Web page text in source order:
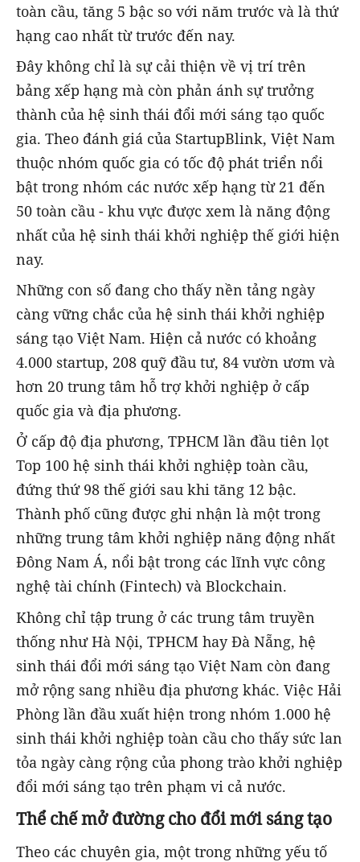
toàn cầu, tăng 5 bậc so với năm trước và là thứ
hạng cao nhất từ trước đến nay.
Đây không chỉ là sự cải thiện về vị trí trên
bảng xếp hạng mà còn phản ánh sự trưởng
thành của hệ sinh thái đổi mới sáng tạo quốc
gia. Theo đánh giá của StartupBlink, Việt Nam
thuộc nhóm quốc gia có tốc độ phát triển nổi
bật trong nhóm các nước xếp hạng từ 21 đến
50 toàn cầu - khu vực được xem là năng động
nhất của hệ sinh thái khởi nghiệp thế giới hiện
nay.
Những con số đang cho thấy nền tảng ngày
càng vững chắc của hệ sinh thái khởi nghiệp
sáng tạo Việt Nam. Hiện cả nước có khoảng
4.000 startup, 208 quỹ đầu tư, 84 vườn ươm và
hơn 20 trung tâm hỗ trợ khởi nghiệp ở cấp
quốc gia và địa phương.
Ở cấp độ địa phương, TPHCM lần đầu tiên lọt
Top 100 hệ sinh thái khởi nghiệp toàn cầu,
đứng thứ 98 thế giới sau khi tăng 12 bậc.
Thành phố cũng được ghi nhận là một trong
những trung tâm khởi nghiệp năng động nhất
Đông Nam Á, nổi bật trong các lĩnh vực công
nghệ tài chính (Fintech) và Blockchain.
Không chỉ tập trung ở các trung tâm truyền
thống như Hà Nội, TPHCM hay Đà Nẵng, hệ
sinh thái đổi mới sáng tạo Việt Nam còn đang
mở rộng sang nhiều địa phương khác. Việc Hải
Phòng lần đầu xuất hiện trong nhóm 1.000 hệ
sinh thái khởi nghiệp toàn cầu cho thấy sức lan
tỏa ngày càng rộng của phong trào khởi nghiệp
đổi mới sáng tạo trên phạm vi cả nước.
Thể chế mở đường cho đổi mới sáng tạo
Theo các chuyên gia, một trong những yếu tố